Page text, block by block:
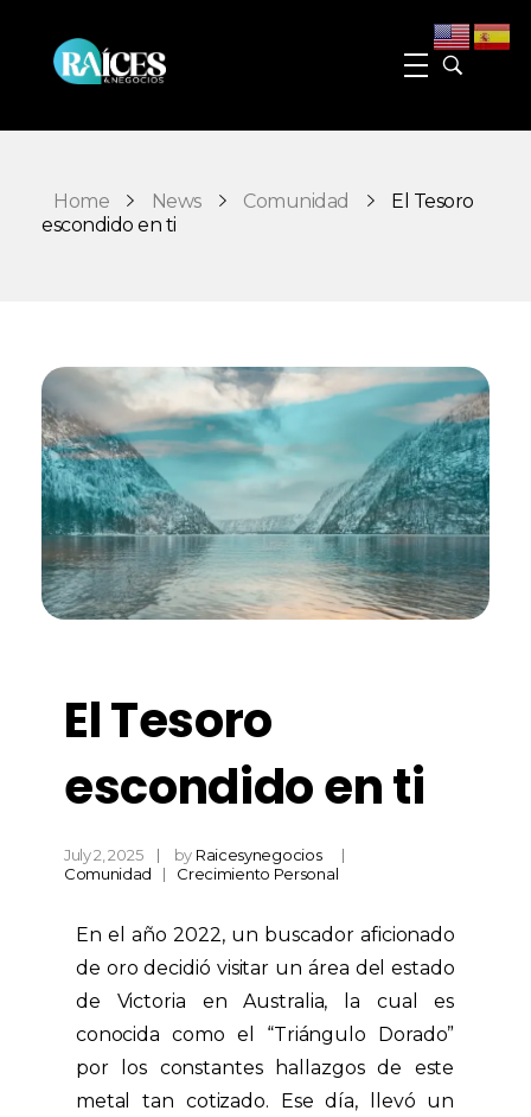
Home News Comunidad
El Tesoro
escondido en ti
El Tesoro
escondido en ti
July 2, 2025 by Raicesynegocios
Comunidad
Crecimiento Personal
En el año 2022, un buscador aficionado
de oro decidió visitar un área del estado
de Victoria en Australia, la cual es
conocida como el “Triángulo Dorado”
por los constantes hallazgos de este
metal tan cotizado. Ese día, llevó un